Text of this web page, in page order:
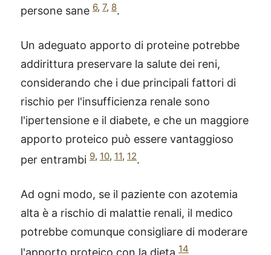
persone sane 6, 7, 8.
Un adeguato apporto di proteine potrebbe
addirittura preservare la salute dei reni,
considerando che i due principali fattori di
rischio per l'insufficienza renale sono
l'ipertensione e il diabete, e che un maggiore
apporto proteico può essere vantaggioso
per entrambi 9, 10, 11, 12.
Ad ogni modo, se il paziente con azotemia
alta è a rischio di malattie renali, il medico
potrebbe comunque consigliare di moderare
l'apporto proteico con la dieta 14
®
SCOPRI COME FUNZIONA